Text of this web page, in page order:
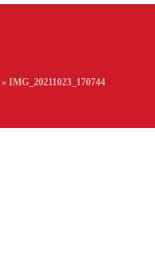
» IMG_20211023_170744